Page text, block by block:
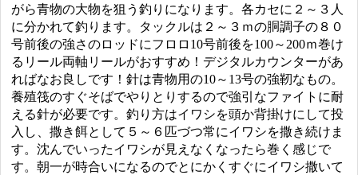
がら青物の大物を狙う釣りになります。各カセに２～３人
に分かれて釣ります。タックルは２～３ｍの胴調子の８０
号前後の強さのロッドにフロロ10号前後を100～200ｍ巻け
るリール両軸リールがおすすめ！デジタルカウンターがあ
ればなお良しです！針は青物用の10～13号の強靭なもの。
養殖筏のすぐそばでやりとりするので強引なファイトに耐
える針が必要です。釣り方はイワシを頭か背掛けにして投
入し、撒き餌として５～６匹づつ常にイワシを撒き続けま
す。沈んでいったイワシが見えなくなったら巻く感じで
す。朝一が時合いになるのでとにかくすぐにイワシ撒いて